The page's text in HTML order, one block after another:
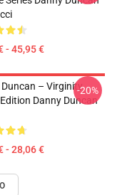
- 45,95 €
Duncan – Virginity
Danny Duncan
- 28,06 €
-20%